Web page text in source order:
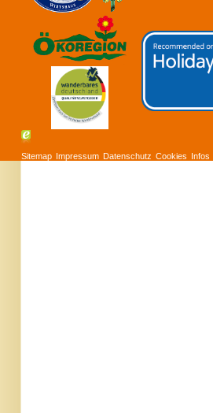
Sitemap Impressum Datenschutz Cookies Infos